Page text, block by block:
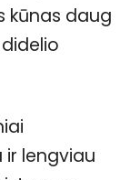
kūnas daug
lengviau